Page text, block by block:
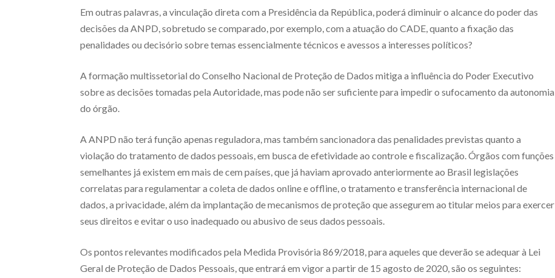
Em outras palavras, a vinculação direta com a Presidência da República, poderá diminuir o alcance do poder das
decisões da ANPD, sobretudo se comparado, por exemplo, com a atuação do CADE, quanto a fixação das
penalidades ou decisório sobre temas essencialmente técnicos e avessos a interesses políticos?
A formação multissetorial do Conselho Nacional de Proteção de Dados mitiga a influência do Poder Executivo
sobre as decisões tomadas pela Autoridade, mas pode não ser suficiente para impedir o sufocamento da autonomia
do órgão.
A ANPD não terá função apenas reguladora, mas também sancionadora das penalidades previstas quanto a
violação do tratamento de dados pessoais, em busca de efetividade ao controle e fiscalização. Órgãos com funções
semelhantes já existem em mais de cem países, que já haviam aprovado anteriormente ao Brasil legislações
correlatas para regulamentar a coleta de dados online e offline, o tratamento e transferência internacional de
dados, a privacidade, além da implantação de mecanismos de proteção que assegurem ao titular meios para exercer
seus direitos e evitar o uso inadequado ou abusivo de seus dados pessoais.
Os pontos relevantes modificados pela Medida Provisória 869/2018, para aqueles que deverão se adequar à Lei
Geral de Proteção de Dados Pessoais, que entrará em vigor a partir de 15 agosto de 2020, são os seguintes: